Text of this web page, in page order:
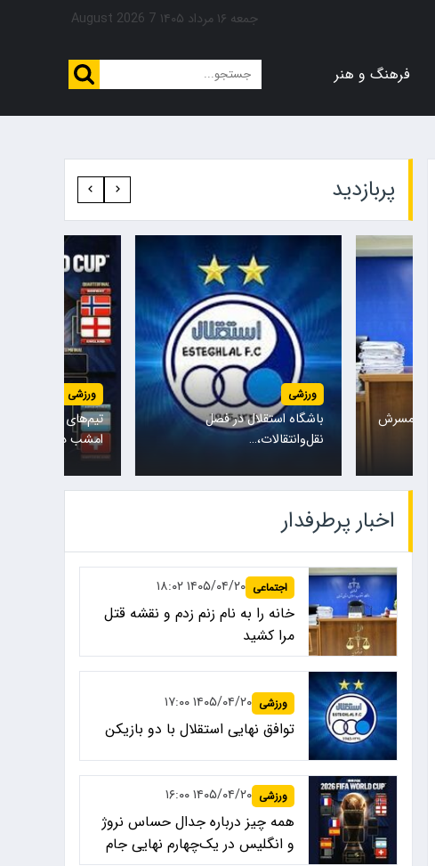
جمعه ۱۶ مرداد ۱۴۰۵ 7 August 2026
فرهنگ و هنر
پربازدید‍
ورزشی
تیم‌های ملی نروژ و انگلیس
امشب در یکی…
ورزشی
پس از حضور مهدی
کادرفنی…
اخبار پرطرفدار
اجتماعی ۱۴۰۵/۰۴/۲۰ ۱۸:۰۲
خانه را به نام زنم زدم و نقشه قتل
مرا کشید
ورزشی ۱۴۰۵/۰۴/۲۰ ۱۷:۰۰
توافق نهایی استقلال با دو بازیکن
ورزشی ۱۴۰۵/۰۴/۲۰ ۱۶:۰۰
همه چیز درباره جدال حساس نروژ
و انگلیس در یک‌چهارم نهایی جام